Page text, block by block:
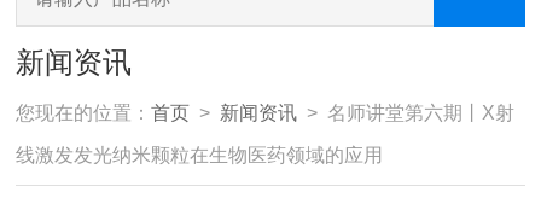
新闻资讯
您现在的位置：首页 > 新闻资讯 > 名师讲堂第六期丨X射
线激发发光纳米颗粒在生物医药领域的应用